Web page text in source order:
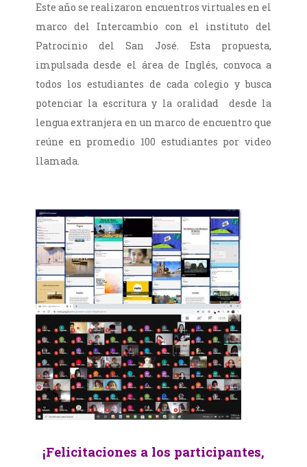
Este año se realizaron encuentros virtuales en el
marco del Intercambio con el instituto del
Patrocinio del San José. Esta propuesta,
impulsada desde el área de Inglés, convoca a
todos los estudiantes de cada colegio y busca
potenciar la escritura y la oralidad desde la
lengua extranjera en un marco de encuentro que
reúne en promedio 100 estudiantes por video
llamada.
¡Felicitaciones a los participantes,